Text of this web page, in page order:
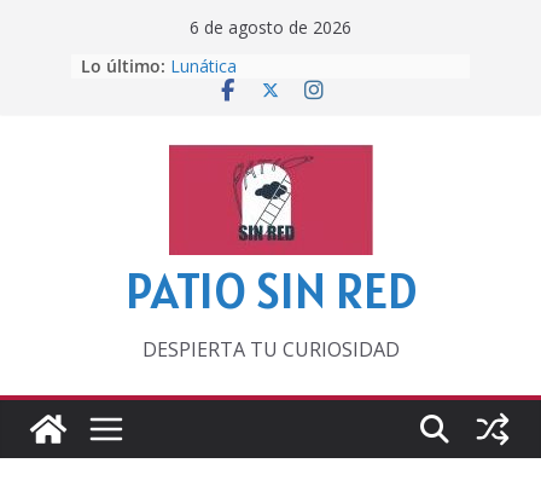
6 de agosto de 2026
Lo último: Lunática
Pero, hasta entonces…
‘La broma infinita’ de recomendar
lecturas veraniegas
Otra del Mundial
PATIO SIN RED
DESPIERTA TU CURIOSIDAD